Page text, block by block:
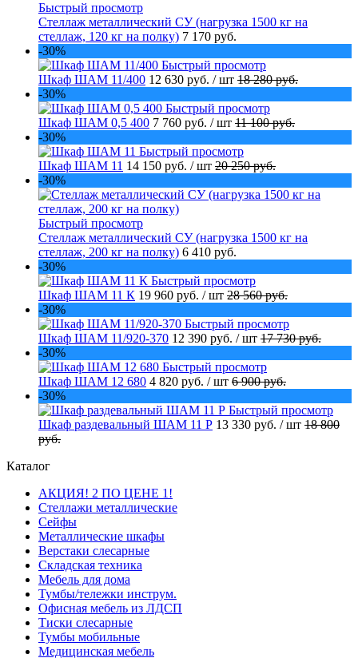
Быстрый просмотр
Стеллаж металлический СУ (нагрузка 1500 кг на
стеллаж, 120 кг на полку) 7 170 руб.
-30%
Быстрый просмотр
Шкаф ШАМ 11/400 12 630 руб. / шт 18 280 руб.
-30%
Быстрый просмотр
Шкаф ШАМ 0,5 400 7 760 руб. / шт 11 100 руб.
-30%
Быстрый просмотр
Шкаф ШАМ 11 14 150 руб. / шт 20 250 руб.
-30%
Быстрый просмотр
Стеллаж металлический СУ (нагрузка 1500 кг на
стеллаж, 200 кг на полку) 6 410 руб.
-30%
Быстрый просмотр
Шкаф ШАМ 11 К 19 960 руб. / шт 28 560 руб.
-30%
Быстрый просмотр
Шкаф ШАМ 11/920-370 12 390 руб. / шт 17 730 руб.
-30%
Быстрый просмотр
Шкаф ШАМ 12 680 4 820 руб. / шт 6 900 руб.
-30%
Быстрый просмотр
Шкаф раздевальный ШАМ 11 Р 13 330 руб. / шт 18 800
руб.
Каталог
АКЦИЯ! 2 ПО ЦЕНЕ 1!
Стеллажи металлические
Сейфы
Металлические шкафы
Верстаки слесарные
Складская техника
Мебель для дома
Тумбы/тележки инструм.
Офисная мебель из ЛДСП
Тиски слесарные
Тумбы мобильные
Медицинская мебель